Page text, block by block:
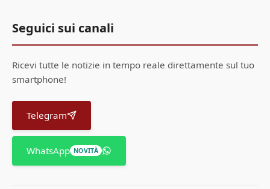
Seguici sui canali
Ricevi tutte le notizie in tempo reale direttamente sul tuo
smartphone!
Telegram
WhatsApp NOVITÀ